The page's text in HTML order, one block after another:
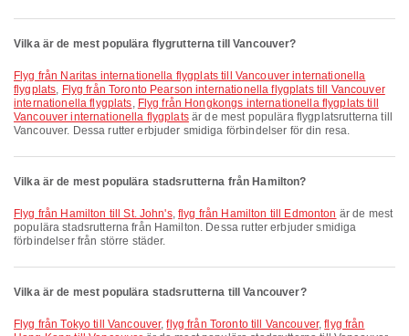
Vilka är de mest populära flygrutterna till Vancouver?
Flyg från Naritas internationella flygplats till Vancouver internationella
flygplats, Flyg från Toronto Pearson internationella flygplats till Vancouver
internationella flygplats, Flyg från Hongkongs internationella flygplats till
Vancouver internationella flygplatsär de mest populära flygplatsrutterna till
Vancouver. Dessa rutter erbjuder smidiga förbindelser för din resa.
Vilka är de mest populära stadsrutterna från Hamilton?
flyg från Hamilton till St. John's,flyg från Hamilton till Edmonton är de mest
populära stadsrutterna från Hamilton. Dessa rutter erbjuder smidiga
förbindelser från större städer.
Vilka är de mest populära stadsrutterna till Vancouver?
flyg från Tokyo till Vancouver,flyg från Toronto till Vancouver,flyg från